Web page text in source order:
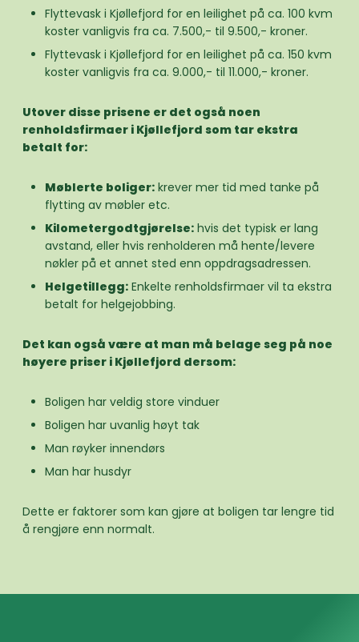
Flyttevask i Kjøllefjord for en leilighet på ca. 100 kvm
koster vanligvis fra ca. 7.500,- til 9.500,- kroner.
Flyttevask i Kjøllefjord for en leilighet på ca. 150 kvm
koster vanligvis fra ca. 9.000,- til 11.000,- kroner.
Utover disse prisene er det også noen
renholdsfirmaer i Kjøllefjord som tar ekstra
betalt for:
Møblerte boliger: krever mer tid med tanke på
flytting av møbler etc.
Kilometergodtgjørelse: hvis det typisk er lang
avstand, eller hvis renholderen må hente/levere
nøkler på et annet sted enn oppdragsadressen.
Helgetillegg: Enkelte renholdsfirmaer vil ta ekstra
betalt for helgejobbing.
Det kan også være at man må belage seg på noe
høyere priser i Kjøllefjord dersom:
Boligen har veldig store vinduer
Boligen har uvanlig høyt tak
Man røyker innendørs
Man har husdyr
Dette er faktorer som kan gjøre at boligen tar lengre tid
å rengjøre enn normalt.